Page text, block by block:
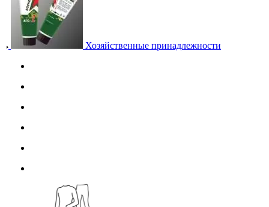
Хозяйственные принадлежности